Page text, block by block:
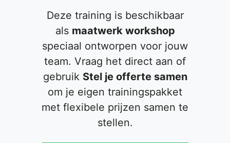
Deze training is beschikbaar
als maatwerk workshop
speciaal ontworpen voor jouw
team. Vraag het direct aan of
gebruik Stel je offerte samen
om je eigen trainingspakket
met flexibele prijzen samen te
stellen.